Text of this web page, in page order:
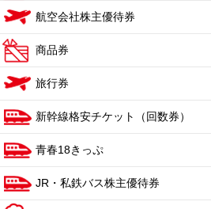
航空会社株主優待券
商品券
旅行券
新幹線格安チケット（回数券）
青春18きっぷ
JR・私鉄バス株主優待券